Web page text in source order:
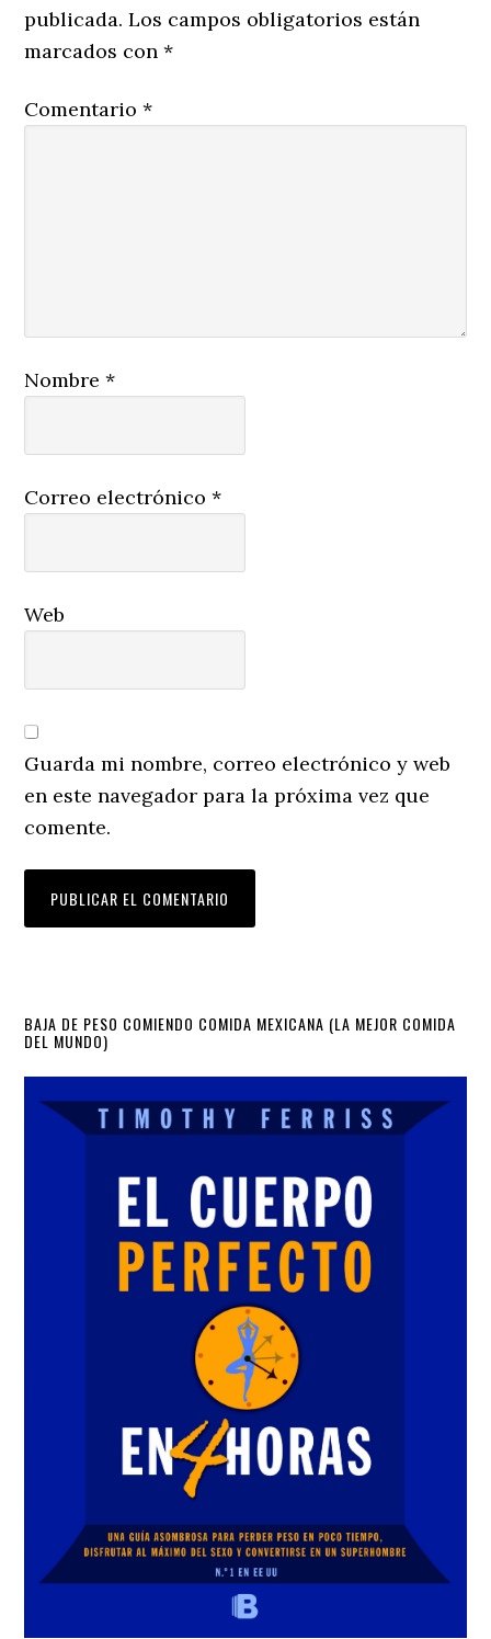
publicada. Los campos obligatorios están
marcados con*
Comentario*
Nombre*
Correo electrónico*
Web
Guarda mi nombre, correo electrónico y web
en este navegador para la próxima vez que
comente.
Primary
Sidebar
BAJA DE PESO COMIENDO COMIDA MEXICANA (LA MEJOR COMIDA
DEL MUNDO)